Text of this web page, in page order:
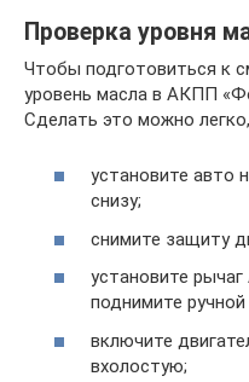
Проверка уровня
Чтобы подготовиться к
уровень масла в АКПП
Сделать это можно
установите авто
снизу;
снимите защиту
установите
поднимите
включите
вхолостую;